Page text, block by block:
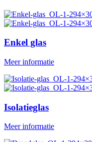
Enkel glas
Meer informatie
Isolatieglas
Meer informatie